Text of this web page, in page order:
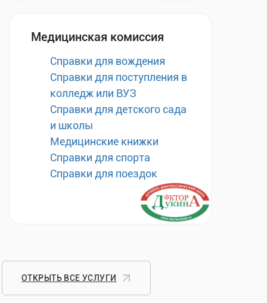
Медицинская комиссия
Справки для вождения
Справки для поступления в
колледж или ВУЗ
Справки для детского сада
и школы
Медицинские книжки
Справки для спорта
Справки для поездок
ОТКРЫТЬ ВСЕ УСЛУГИ